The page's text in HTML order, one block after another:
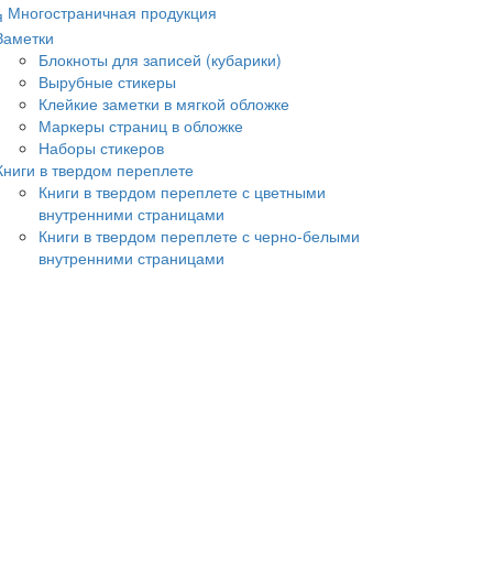
Многостраничная продукция
Блокноты для записей (кубарики)
Вырубные стикеры
Клейкие заметки в мягкой обложке
Маркеры страниц в обложке
Наборы стикеров
в твердом переплете
Книги в твердом переплете с цветными
внутренними страницами
Книги в твердом переплете с черно-белыми
внутренними страницами